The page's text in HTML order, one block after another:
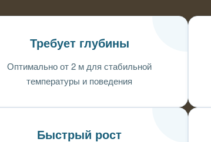
Требует глубины
Оптимально от 2 м для стабильной
температуры и поведения
Быстрый рост